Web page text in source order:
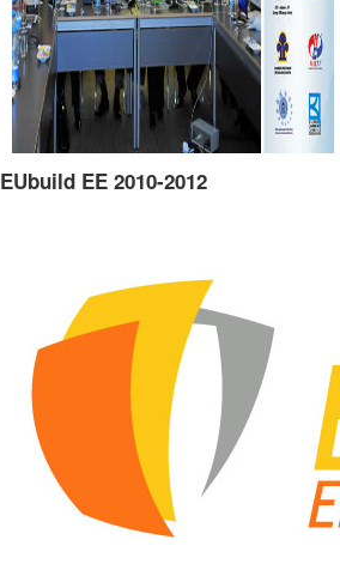
EUbuild EE 2010-2012